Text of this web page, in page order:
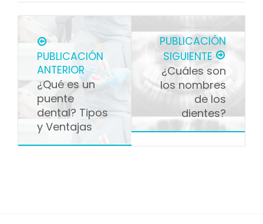
PUBLICACIÓN
ANTERIOR
¿Qué es un
puente
dental? Tipos
y Ventajas
PUBLICACIÓN
SIGUIENTE
¿Cuáles son
los nombres
de los
dientes?